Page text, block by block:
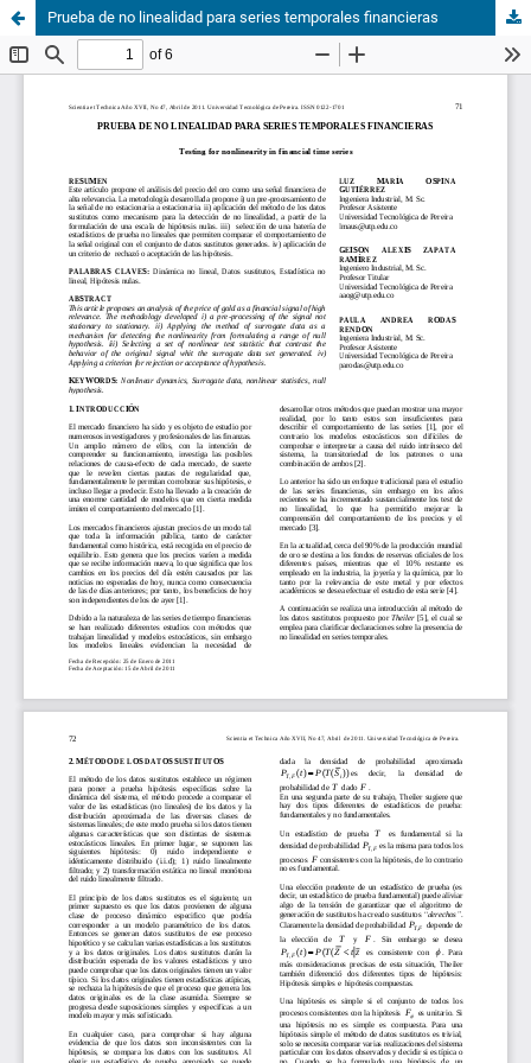
Prueba de no linealidad para series temporales financieras